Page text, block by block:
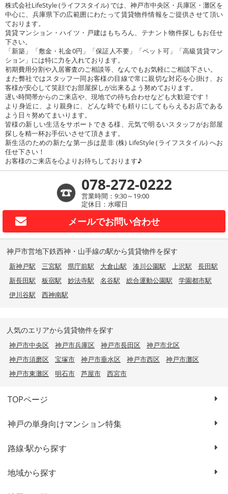
株式会社LifeStyle (ライフスタイル) では、神戸市中央区・兵庫区・灘区を
中心に、兵庫県下の広範囲にわたって賃貸物件情報をご提供させて頂い
ております。
賃貸マンション・ハイツ・戸建はもちろん、テナント物件探しもお任せ
下さい。
「新築」「敷金・礼金0円」「保証人不要」「ペット可」「高級賃貸マン
ション」には特に力を入れております。
初期費用分割や入居審査のご相談等、なんでもお気軽にご相談下さい。
また弊社ではスタッフ一同お客様の目線で常に親切な対応を心掛け、お
客様が安心して笑顔でお部屋探しが出来るよう努めております。
遅い時間帯からのご来店や、現地での待ち合わせなども大歓迎です！
より身近に、より親身に、どんな時でも頼りにしてもらえるお店である
よう日々努めてまいります。
皆様の新しい生活をサポートできる様、元気で明るいスタッフがお部屋
探しを精一杯お手伝いさせて頂きます。
新生活のための新たな第一歩は是非 (株) LifeStyle (ライフスタイル) へお
任せ下さい！
お客様のご来店を心よりお待ちしております♪
078-272-0222
営業時間：9:30～19:00
定休日：水曜日
メールでお問い合わせ
神戸市営地下鉄西神・山手線の駅から賃貸物件を探す
新神戸駅 三宮駅 県庁前駅 大倉山駅 湊川公園駅 上沢駅
長田駅
新長田駅
板宿駅 妙法寺駅 名谷駅 総合運動公園駅
学園都市駅
伊川谷駅
西神南駅
人気のエリアから賃貸物件を探す
神戸市中央区 神戸市兵庫区 神戸市長田区
神戸市北区
神戸市須磨区
宝塚市 神戸市垂水区 神戸市西区
神戸市灘区
神戸市東灘区
明石市 芦屋市 西宮市
TOPページ
神戸の単身向けマンション特集
路線·駅から探す
地域から探す